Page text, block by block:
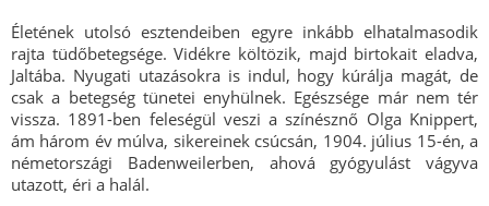
Életének utolsó esztendeiben egyre inkább elhatalmasodik
rajta tüdőbetegsége. Vidékre költözik, majd birtokait eladva,
Jaltába. Nyugati utazásokra is indul, hogy kúrálja magát, de
csak a betegség tünetei enyhülnek. Egészsége már nem tér
vissza. 1891-ben feleségül veszi a színésznő Olga Knippert,
ám három év múlva, sikereinek csúcsán, 1904. július 15-én, a
németországi Badenweilerben, ahová gyógyulást vágyva
utazott, éri a halál.